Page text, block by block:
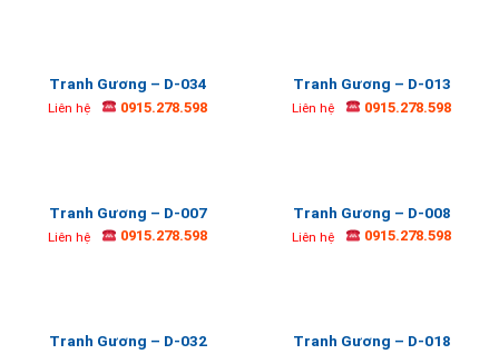
Tranh Gương – D-034
Liên hệ 0915.278.598
Tranh Gương – D-013
Liên hệ 0915.278.598
Tranh Gương – D-007
Liên hệ 0915.278.598
Tranh Gương – D-008
Liên hệ 0915.278.598
Tranh Gương – D-032 Tranh Gương – D-018